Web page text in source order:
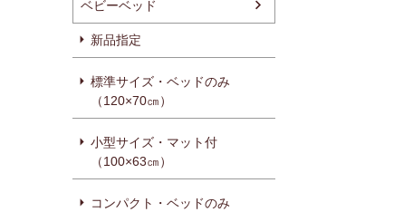
ベビーベッド
新品指定
標準サイズ・ベッドのみ
（120×70㎝）
小型サイズ・マット付
（100×63㎝）
コンパクト・ベッドのみ